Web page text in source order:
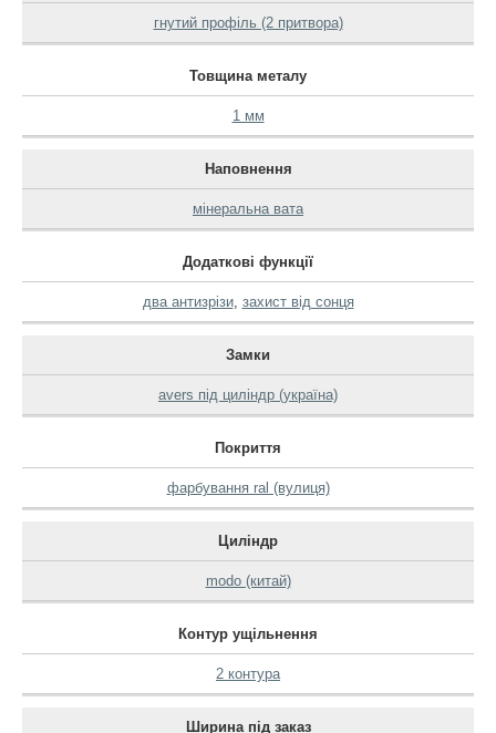
гнутий профіль (2 притвора)
Товщина металу
1 мм
Наповнення
мінеральна вата
Додаткові функції
два антизрізи, захист від сонця
Замки
avers під циліндр (україна)
Покриття
фарбування ral (вулиця)
Циліндр
modo (китай)
Контур ущільнення
2 контура
Ширина під заказ